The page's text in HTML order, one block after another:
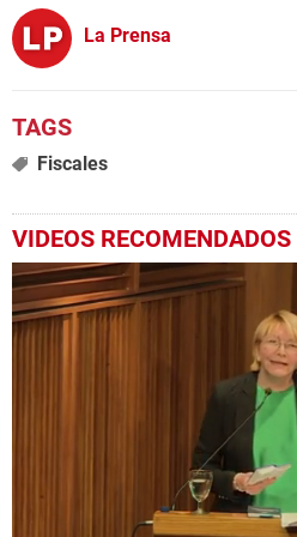
La Prensa
Fiscales
VIDEOS RECOMENDADOS